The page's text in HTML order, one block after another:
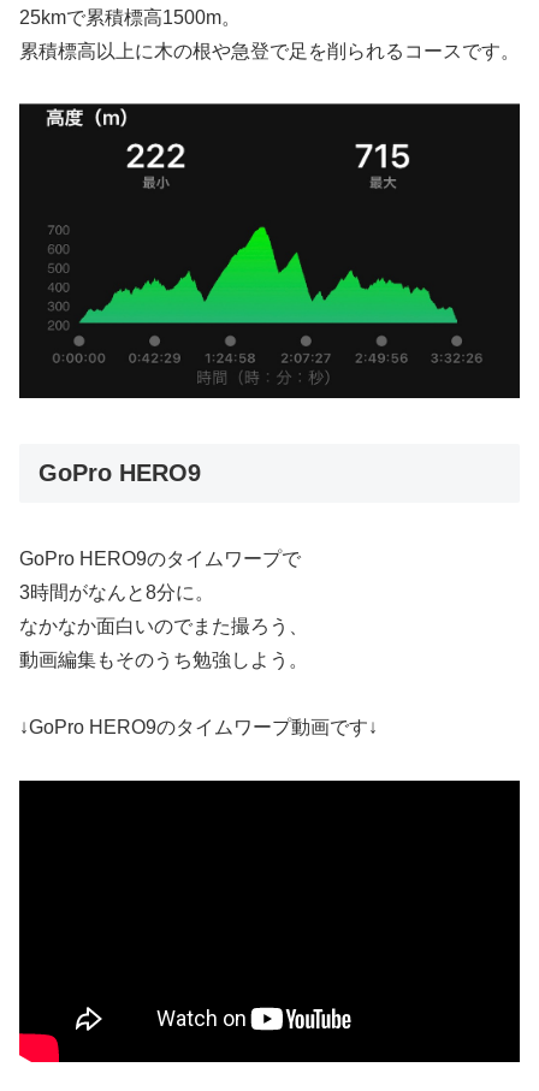
25kmで累積標高1500m。
累積標高以上に木の根や急登で足を削られるコースです。
GoPro HERO9
GoPro HERO9のタイムワープで
3時間がなんと8分に。
なかなか面白いのでまた撮ろう、
動画編集もそのうち勉強しよう。
↓GoPro HERO9のタイムワープ動画です↓